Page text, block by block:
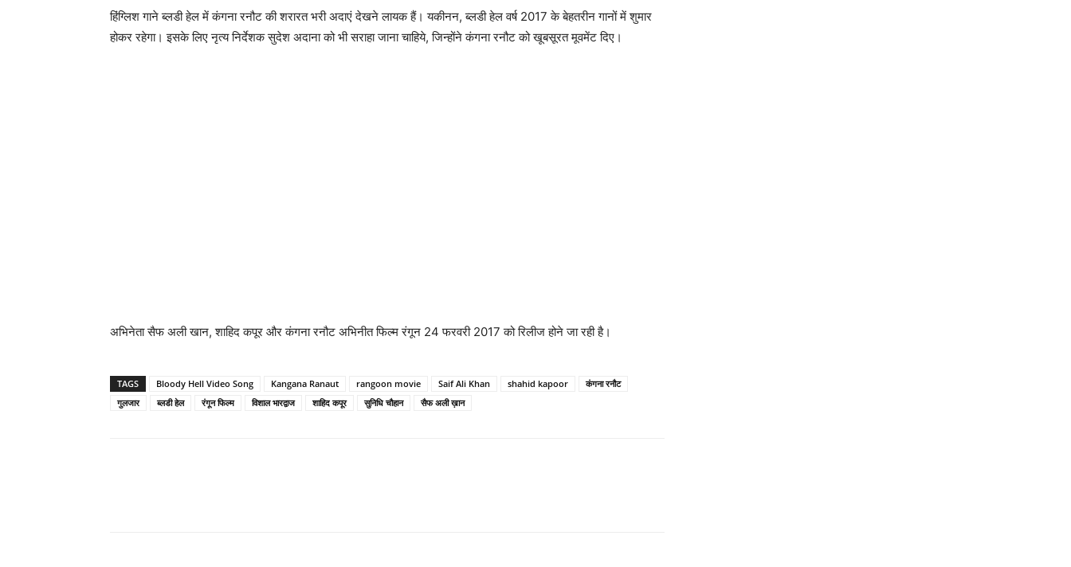
हिंग्‍लिश गाने ब्‍लडी हेल में कंगना रनौट की शरारत भरी अदाएं देखने लायक हैं। यकीनन, ब्‍लडी हेल वर्ष 2017 के बेहतरीन गानों में शुमार
होकर रहेगा। इसके लिए नृत्‍य निर्देशक सुदेश अदाना को भी सराहा जाना चाहिये, जिन्‍होंने कंगना रनौट को खूबसूरत मूवमेंट दिए।
अभिनेता सैफ अली खान, शाहिद कपूर और कंगना रनौट अभिनीत फिल्‍म रंगून 24 फरवरी 2017 को रिलीज होने जा रही है।
TAGS Bloody Hell Video Song Kangana Ranaut rangoon movie Saif Ali Khan shahid kapoor
कंगना रनौट
गुलजार
ब्‍लडी हेल रंगून फिल्‍म विशाल भारद्वाज शाहिद कपूर सुनिधि चौहान सैफ अली ख़ान